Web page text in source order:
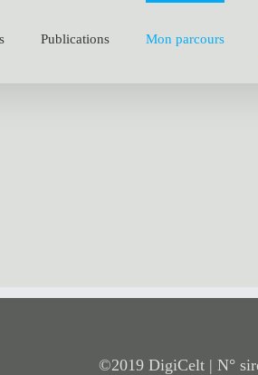
Publications Mon parcours
©2019 DigiCelt | N°